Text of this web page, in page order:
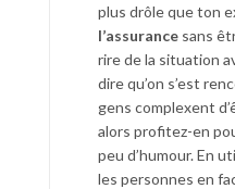
plus drôle que ton
l’assurance sans
rire de la situation
dire qu’on s’est
gens complexent
alors profitez-en
peu d’humour. En
les personnes en